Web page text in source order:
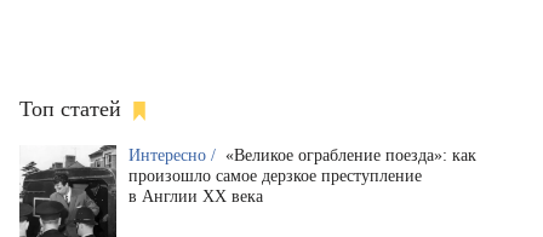
Топ статей
Интересно / «Великое ограбление поезда»: как
произошло самое дерзкое преступление
в Англии XX века